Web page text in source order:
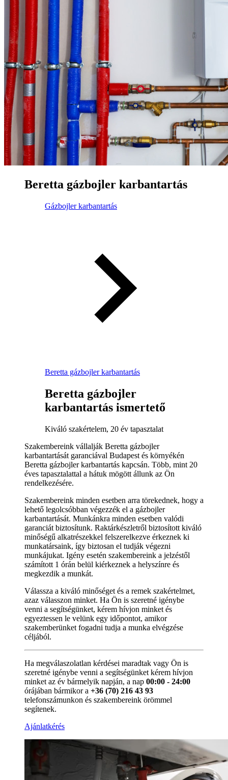
Beretta gázbojler karbantartás
Gázbojler karbantartás
Beretta gázbojler karbantartás
Beretta gázbojler
karbantartás ismertető
Kiváló szakértelem, 20 év tapasztalat
Szakembereink vállalják Beretta gázbojler
karbantartását garanciával Budapest és környékén
Beretta gázbojler karbantartás kapcsán. Több, mint 20
éves tapasztalattal a hátuk mögött állunk az Ön
rendelkezésére.
Szakembereink minden esetben arra törekednek, hogy a
lehető legolcsóbban végezzék el a gázbojler
karbantartását. Munkánkra minden esetben valódi
garanciát biztosítunk. Raktárkészletről biztosított kiváló
minőségű alkatrészekkel felszerelkezve érkeznek ki
munkatársaink, így biztosan el tudják végezni
munkájukat. Igény esetén szakembereink a jelzéstől
számított 1 órán belül kiérkeznek a helyszínre és
megkezdik a munkát.
Válassza a kiváló minőséget és a remek szakértelmet,
azaz válasszon minket. Ha Ön is szeretné igénybe
venni a segítségünket, kérem hívjon minket és
egyeztessen le velünk egy időpontot, amikor
szakemberünket fogadni tudja a munka elvégzése
céljából.
Ha megválaszolatlan kérdései maradtak vagy Ön is
szeretné igénybe venni a segítségünket kérem hívjon
minket az év bármelyik napján, a nap 00:00 - 24:00
órájában bármikor a +36 (70) 216 43 93
telefonszámunkon és szakembereink örömmel
segítenek.
Ajánlatkérés